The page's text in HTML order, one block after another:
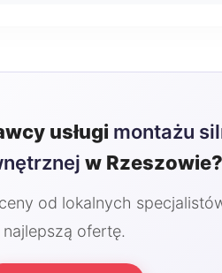
usługi montażu
w Rzeszowie?
od lokalnych
najlepszą ofertę.